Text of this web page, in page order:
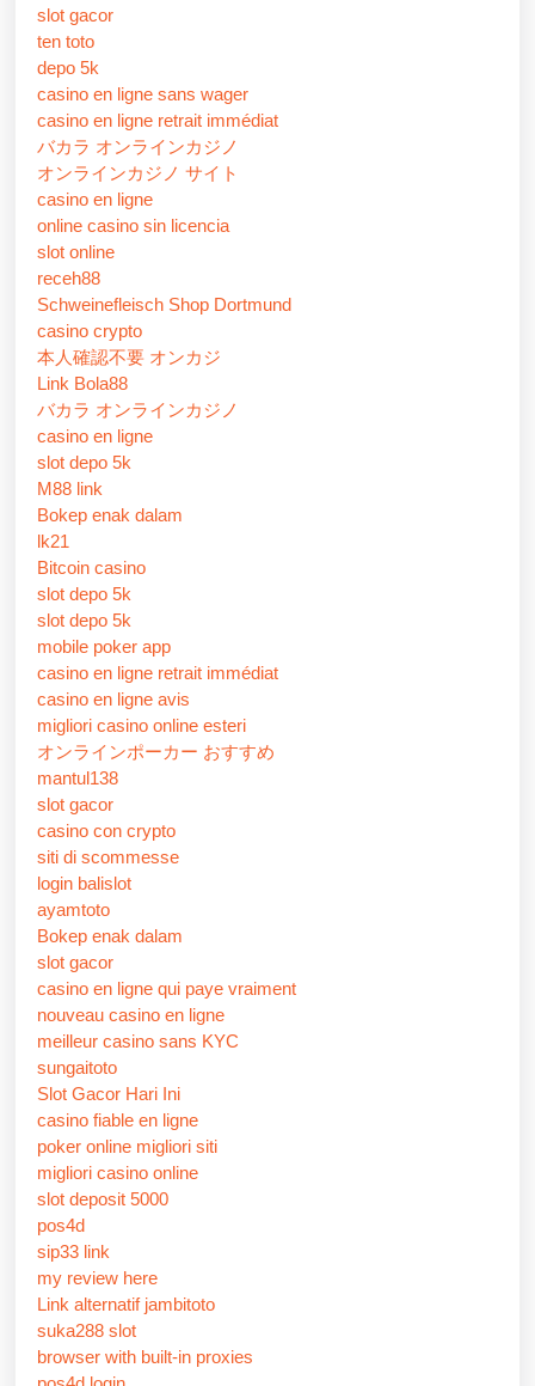
slot gacor
ten toto
depo 5k
casino en ligne sans wager
casino en ligne retrait immédiat
バカラ オンラインカジノ
オンラインカジノ サイト
casino en ligne
online casino sin licencia
slot online
receh88
Schweinefleisch Shop Dortmund
casino crypto
本人確認不要 オンカジ
Link Bola88
バカラ オンラインカジノ
casino en ligne
slot depo 5k
M88 link
Bokep enak dalam
lk21
Bitcoin casino
slot depo 5k
slot depo 5k
mobile poker app
casino en ligne retrait immédiat
casino en ligne avis
migliori casino online esteri
オンラインポーカー おすすめ
mantul138
slot gacor
casino con crypto
siti di scommesse
login balislot
ayamtoto
Bokep enak dalam
slot gacor
casino en ligne qui paye vraiment
nouveau casino en ligne
meilleur casino sans KYC
sungaitoto
Slot Gacor Hari Ini
casino fiable en ligne
poker online migliori siti
migliori casino online
slot deposit 5000
pos4d
sip33 link
my review here
Link alternatif jambitoto
suka288 slot
browser with built-in proxies